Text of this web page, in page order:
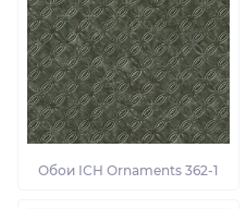
Обои ІСН Ornaments 362-1